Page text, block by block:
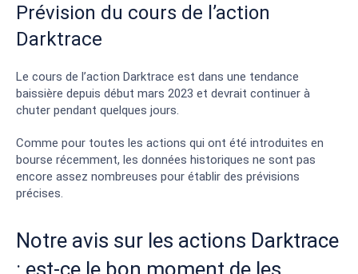
Prévision du cours de l’action
Darktrace
Le cours de l’action Darktrace est dans une tendance
baissière depuis début mars 2023 et devrait continuer à
chuter pendant quelques jours.
Comme pour toutes les actions qui ont été introduites en
bourse récemment, les données historiques ne sont pas
encore assez nombreuses pour établir des prévisions
précises.
Notre avis sur les actions Darktrace
: est-ce le bon moment de les